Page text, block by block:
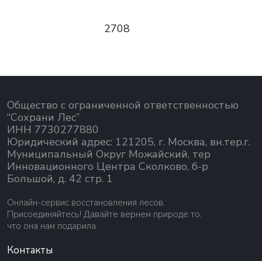
2708
Общество с ограниченной ответственностью
“Сохрани Лес”
ИНН 7730277880
Юридический адрес: 121205, г. Москва, вн.тер.г.
Муниципальный Округ Можайский, тер
Инновационного Центра Сколково, б-р
Большой, д. 42 стр. 1
Онлайн-сервис восстановления лесов.
Присоединяйтесь! Давайте вернем природе то,
что она нам подарила.
Контакты